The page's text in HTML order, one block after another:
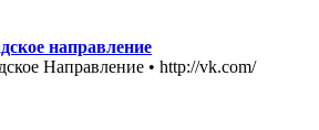
направление
Направление • http://vk.com/